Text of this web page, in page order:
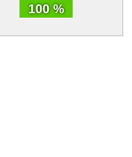
100 %